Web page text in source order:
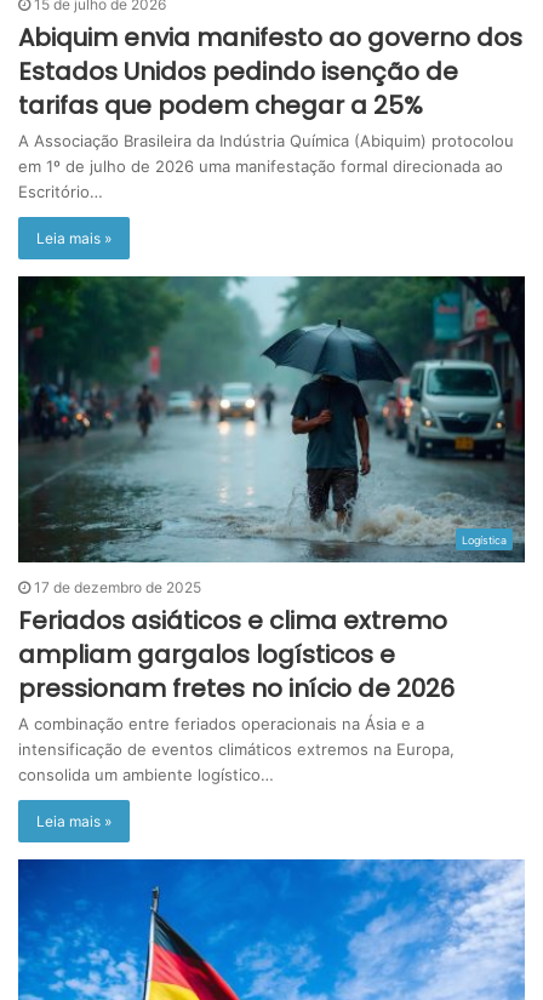
15 de julho de 2026
Abiquim envia manifesto ao governo dos
Estados Unidos pedindo isenção de
tarifas que podem chegar a 25%
A Associação Brasileira da Indústria Química (Abiquim) protocolou
em 1º de julho de 2026 uma manifestação formal direcionada ao
Escritório…
Leia mais »
Logística
17 de dezembro de 2025
Feriados asiáticos e clima extremo
ampliam gargalos logísticos e
pressionam fretes no início de 2026
A combinação entre feriados operacionais na Ásia e a
intensificação de eventos climáticos extremos na Europa,
consolida um ambiente logístico…
Leia mais »